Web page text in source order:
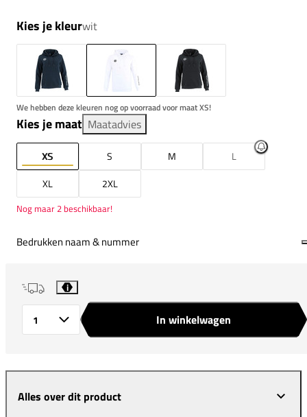
Kies je kleurwit
We hebben deze kleuren nog op voorraad voor maat XS!
Kies je maat Maatadvies
XS S M
L
XL
2XL
Nog maar 2 beschikbaar!
Bedrukken naam & nummer
i
In winkelwagen
Alles over dit product